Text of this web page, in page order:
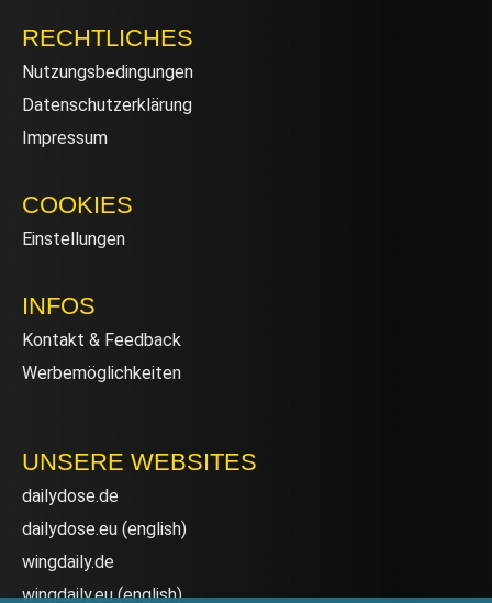
RECHTLICHES
Nutzungsbedingungen
Datenschutzerklärung
Impressum
COOKIES
Einstellungen
INFOS
Kontakt & Feedback
Werbemöglichkeiten
UNSERE WEBSITES
dailydose.de
dailydose.eu (english)
wingdaily.de
wingdaily.eu(english)